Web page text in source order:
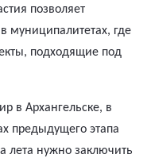
позволяет
муниципалитетах, где
подходящие под
в Архангельске, в
предыдущего этапа
лета нужно заключить